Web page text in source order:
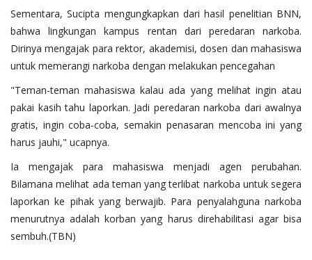
Sementara, Sucipta mengungkapkan dari hasil penelitian BNN,
bahwa lingkungan kampus rentan dari peredaran narkoba.
Dirinya mengajak para rektor, akademisi, dosen dan mahasiswa
untuk memerangi narkoba dengan melakukan pencegahan
"Teman-teman mahasiswa kalau ada yang melihat ingin atau
pakai kasih tahu laporkan. Jadi peredaran narkoba dari awalnya
gratis, ingin coba-coba, semakin penasaran mencoba ini yang
harus jauhi," ucapnya.
Ia mengajak para mahasiswa menjadi agen perubahan.
Bilamana melihat ada teman yang terlibat narkoba untuk segera
laporkan ke pihak yang berwajib. Para penyalahguna narkoba
menurutnya adalah korban yang harus direhabilitasi agar bisa
sembuh.(TBN)